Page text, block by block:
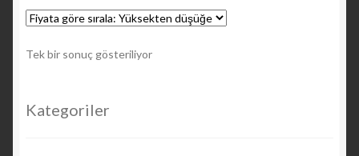
Tek bir sonuç gösteriliyor
Kategoriler